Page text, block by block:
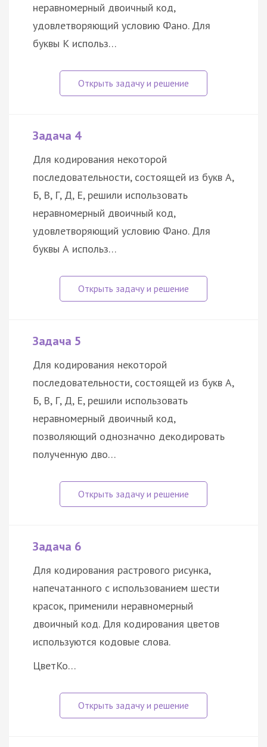
неравномерный двоичный код,
удовлетворяющий условию Фано. Для
буквы К использ…
Задача 4
Для кодирования некоторой
последовательности, состоящей из букв А,
Б, В, Г, Д, Е, решили использовать
неравномерный двоичный код,
удовлетворяющий условию Фано. Для
буквы А использ…
Задача 5
Для кодирования некоторой
последовательности, состоящей из букв А,
Б, В, Г, Д, Е, решили использовать
неравномерный двоичный код,
позволяющий однозначно декодировать
полученную дво…
Задача 6
Для кодирования растрового рисунка,
напечатанного с использованием шести
красок, применили неравномерный
двоичный код. Для кодирования цветов
используются кодовые слова.
ЦветКо…